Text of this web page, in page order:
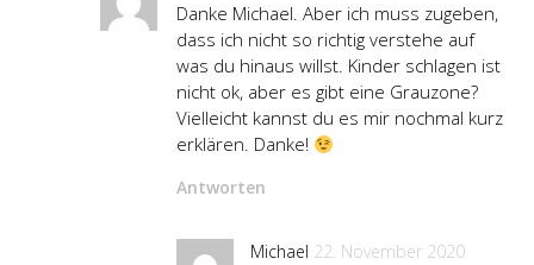
Danke Michael. Aber ich muss zugeben,
dass ich nicht so richtig verstehe auf
was du hinaus willst. Kinder schlagen ist
nicht ok, aber es gibt eine Grauzone?
Vielleicht kannst du es mir nochmal kurz
erklären. Danke!
Antworten
Michael 22. November 2020